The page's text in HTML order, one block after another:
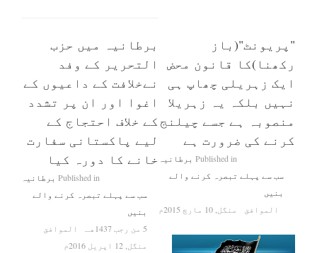
برطانیہ میں حزب
التحریر کے وفد
نےخلافت کے داعیوں کے
اغوا اور ان پر تشدد
کے خلاف احتجاج کے
لیے پاکستانی سفارت
خانے کا دورہ کیا
Published in برطانیہ
سب سے پہلے تبصرہ کرنے والے
بنیں
5 من رجب 1437هـ
الموافق
منگل, 12 اپریل 2016م
"پریونٹ"(باز
رکھنا)کا قانون محض
ایک زہریلی چھاپ ہی
نہیں بلکہ یہ زہریلا
منصوبہ ہے جسے چیلنج
کرنے کی ضرورت ہے
Published in برطانیہ
سب سے پہلے تبصرہ کرنے والے
بنیں
الموافق
منگل, 10 مارچ 2015م